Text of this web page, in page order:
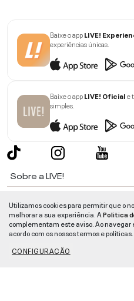
Baixe o appLIVE!
experiências únicas.
Baixe o appLIVE! Oficiale
simples.
Sobre a LIVE!
Informações
Utilizamos cookies para permitir que o
melhorar a sua experiência. APolitica
complementam este aviso. Ao navegar
acordo com os nossos termos e políticas.
CONFIGURAÇÃO